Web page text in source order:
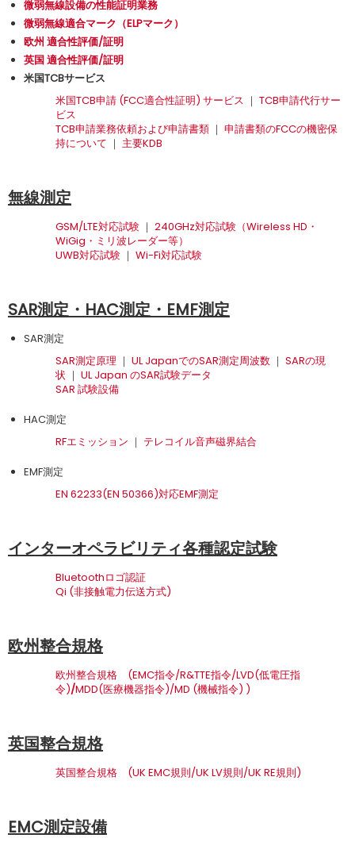
微弱無線設備の性能証明業務
微弱無線適合マーク（ELPマーク）
欧州 適合性評価/証明
英国 適合性評価/証明
米国TCBサービス
米国TCB申請 (FCC適合性証明) サービス ｜ TCB申請代行サー
ビス
TCB申請業務依頼および申請書類 ｜ 申請書類のFCCの機密保
持について ｜ 主要KDB
無線測定
GSM/LTE対応試験 ｜ 240GHz対応試験（Wireless HD・
WiGig・ミリ波レーダー等）
UWB対応試験 ｜ Wi-Fi対応試験
SAR測定・HAC測定・EMF測定
SAR測定
SAR測定原理 ｜ UL JapanでのSAR測定周波数 ｜ SARの現
状 ｜ UL Japan のSAR試験データ
SAR 試験設備
HAC測定
RFエミッション ｜ テレコイル音声磁界結合
EMF測定
EN 62233(EN 50366)対応EMF測定
インターオペラビリティ各種認定試験
Bluetoothロゴ認証
Qi (非接触電力伝送方式)
欧州整合規格
欧州整合規格 (EMC指令/R&TTE指令/LVD(低電圧指
令)/MDD(医療機器指令)/MD (機械指令) )
英国整合規格
英国整合規格 (UK EMC規則/UK LV規則/UK RE規則)
EMC測定設備